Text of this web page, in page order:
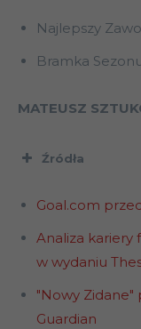
Najlepszy
Bramka
MATEUSZ
Źródła
Goal.com
Analiza kariery
w wydaniu
"Nowy Zidane"
Guardian